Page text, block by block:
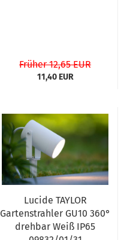
Früher 12,65 EUR
11,40 EUR
Lucide TAYLOR
Gartenstrahler GU10 360°
drehbar Weiß IP65